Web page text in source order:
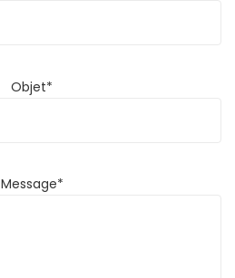
Objet*
Message*